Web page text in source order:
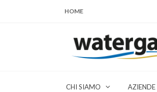
HOME
CHI SIAMO AZIENDE